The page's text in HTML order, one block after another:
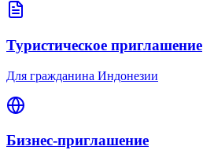
Туристическое приглашение
Для гражданина Индонезии
Бизнес-приглашение